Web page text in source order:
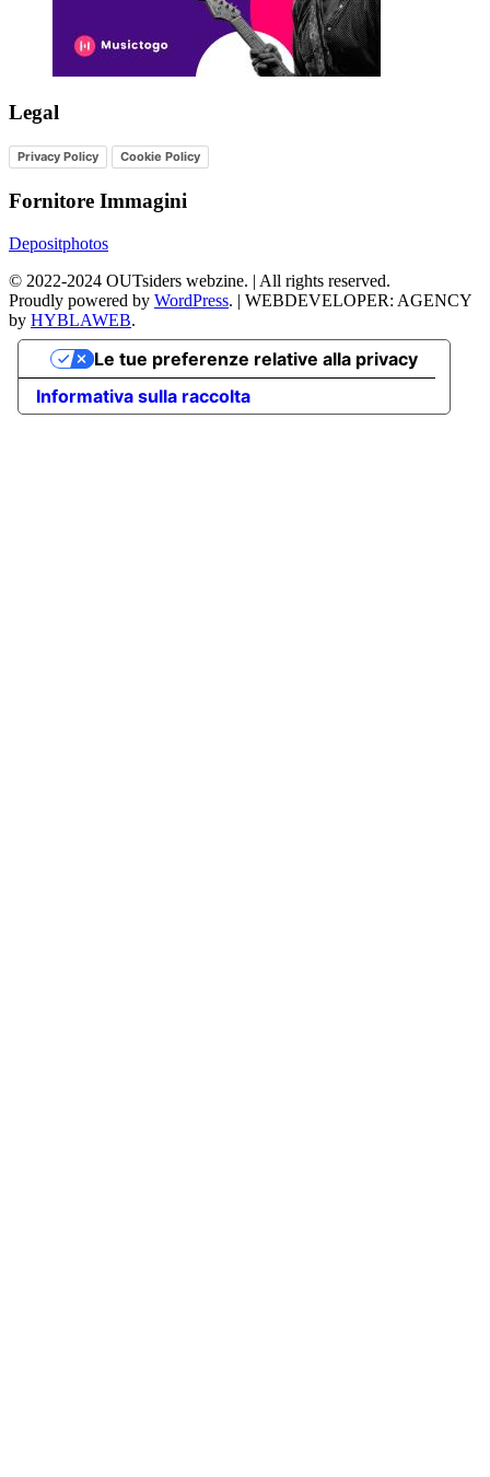
Legal
Privacy Policy Cookie Policy
Fornitore Immagini
Depositphotos
© 2022-2024 OUTsiders webzine. | All rights reserved.
Proudly powered by WordPress. | WEBDEVELOPER: AGENCY
by HYBLAWEB.
Informativa sulla raccolta
Le tue preferenze relative alla privacy